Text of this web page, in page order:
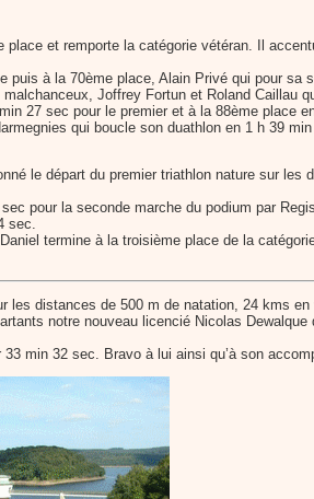
et remporte la catégorie vétéran. Il
à la 70ème place, Alain Privé qui pour sa
Joffrey Fortun et Roland Caillau
27 sec pour le premier et à la 88ème place
qui boucle son duathlon en 1 h 39
le départ du premier triathlon nature sur
pour la seconde marche du podium par
sec.
termine à la troisième place de la
les distances de 500 m de natation, 24 kms
notre nouveau licencié Nicolas
min 32 sec. Bravo à lui ainsi qu’à son